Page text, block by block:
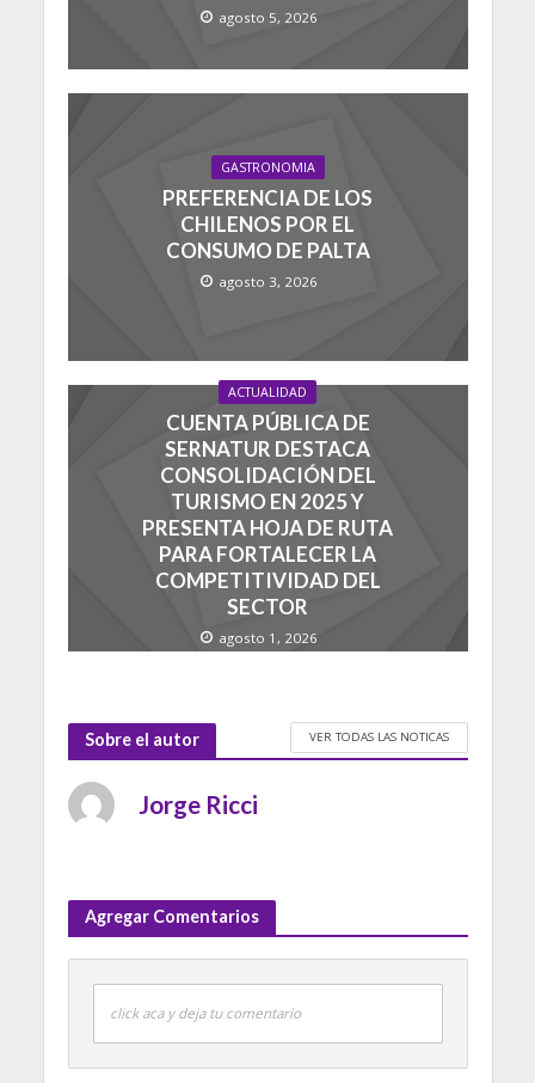
agosto 5, 2026
GASTRONOMIA
PREFERENCIA DE LOS
CHILENOS POR EL
CONSUMO DE PALTA
agosto 3, 2026
ACTUALIDAD
CUENTA PÚBLICA DE
SERNATUR DESTACA
CONSOLIDACIÓN DEL
TURISMO EN 2025 Y
PRESENTA HOJA DE RUTA
PARA FORTALECER LA
COMPETITIVIDAD DEL
SECTOR
agosto 1, 2026
Sobre el autor VER TODAS LAS NOTICAS
Jorge Ricci
Agregar Comentarios
click aca y deja tu comentario